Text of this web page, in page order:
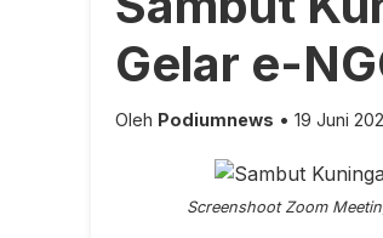
Gelar e-
Oleh Podiumnews • 19 Juni
Screenshoot Zoom